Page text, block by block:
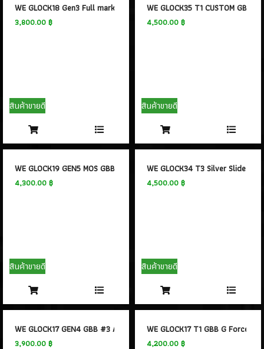
WE GLOCK18 Gen3 Full marking GBB #3
3,800.00 ฿
สินค้าขายดี
WE GLOCK35 T1 CUSTOM GBB
4,500.00 ฿
สินค้าขายดี
WE GLOCK19 GEN5 MOS GBB
4,300.00 ฿
สินค้าขายดี
WE GLOCK34 T3 Silver Slide
4,500.00 ฿
สินค้าขายดี
WE GLOCK17 GEN4 GBB #3 Airsoft
3,900.00 ฿
WE GLOCK17 T1 GBB G Force
4,200.00 ฿